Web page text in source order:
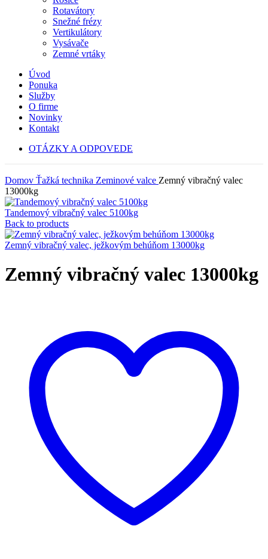
Rotavátory
Snežné frézy
Vertikulátory
Vysávače
Zemné vrtáky
Úvod
Ponuka
Služby
O firme
Novinky
Kontakt
OTÁZKY A ODPOVEDE
Domov Ťažká technika Zeminové valce Zemný vibračný valec
13000kg
Tandemový vibračný valec 5100kg
Back to products
Zemný vibračný valec, ježkovým behúňom 13000kg
Zemný vibračný valec 13000kg